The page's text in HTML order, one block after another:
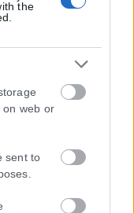
the
on web or
sent to